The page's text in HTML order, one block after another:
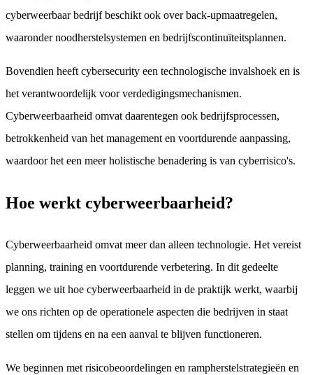
cyberweerbaar bedrijf beschikt ook over back-upmaatregelen,
waaronder noodherstelsystemen en bedrijfscontinuïteitsplannen.
Bovendien heeft cybersecurity een technologische invalshoek en is
het verantwoordelijk voor verdedigingsmechanismen.
Cyberweerbaarheid omvat daarentegen ook bedrijfsprocessen,
betrokkenheid van het management en voortdurende aanpassing,
waardoor het een meer holistische benadering is van cyberrisico's.
Hoe werkt cyberweerbaarheid?
Cyberweerbaarheid omvat meer dan alleen technologie. Het vereist
planning, training en voortdurende verbetering. In dit gedeelte
leggen we uit hoe cyberweerbaarheid in de praktijk werkt, waarbij
we ons richten op de operationele aspecten die bedrijven in staat
stellen om tijdens en na een aanval te blijven functioneren.
We beginnen met risicobeoordelingen en rampherstelstrategieën en